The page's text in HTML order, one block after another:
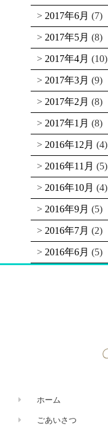
2017年6月 (7)
2017年5月 (8)
2017年4月 (10)
2017年3月 (9)
2017年2月 (8)
2017年1月 (8)
2016年12月 (4)
2016年11月 (5)
2016年10月 (4)
2016年9月 (5)
2016年7月 (2)
2016年6月 (5)
ホーム
ごあいさつ